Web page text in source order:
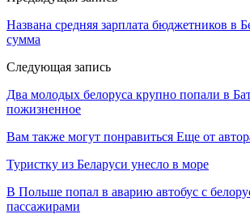
Названа средняя зарплата бюджетников в
сумма
Следующая запись
Два молодых белоруса крупно попали в
пожизненное
Вам также могут понравиться Еще от
Туристку из Беларуси унесло в море
В Польше попал в аварию автобус с
пассажирами